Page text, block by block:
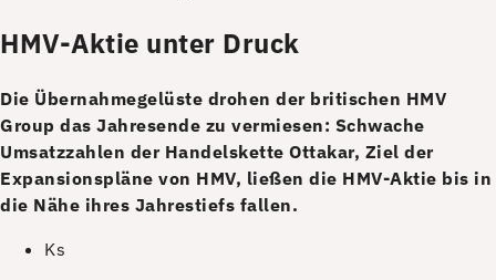
HMV-Aktie unter Druck
Die Übernahmegelüste drohen der britischen HMV
Group das Jahresende zu vermiesen: Schwache
Umsatzzahlen der Handelskette Ottakar, Ziel der
Expansionspläne von HMV, ließen die HMV-Aktie bis in
die Nähe ihres Jahrestiefs fallen.
Ks